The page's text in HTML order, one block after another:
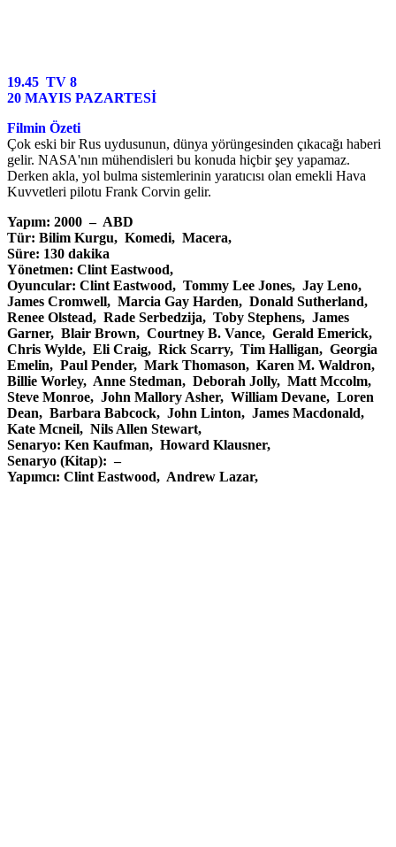
19.45 TV 8
20 MAYIS PAZARTESİ
Filmin Özeti
Çok eski bir Rus uydusunun, dünya yörüngesinden çıkacağı haberi
gelir. NASA'nın mühendisleri bu konuda hiçbir şey yapamaz.
Derken akla, yol bulma sistemlerinin yaratıcısı olan emekli Hava
Kuvvetleri pilotu Frank Corvin gelir.
Yapım: 2000 – ABD
Tür: Bilim Kurgu, Komedi, Macera,
Süre: 130 dakika
Yönetmen: Clint Eastwood,
Oyuncular: Clint Eastwood, Tommy Lee Jones, Jay Leno,
James Cromwell, Marcia Gay Harden, Donald Sutherland,
Renee Olstead, Rade Serbedzija, Toby Stephens, James
Garner, Blair Brown, Courtney B. Vance, Gerald Emerick,
Chris Wylde, Eli Craig, Rick Scarry, Tim Halligan, Georgia
Emelin, Paul Pender, Mark Thomason, Karen M. Waldron,
Billie Worley, Anne Stedman, Deborah Jolly, Matt Mccolm,
Steve Monroe, John Mallory Asher, William Devane, Loren
Dean, Barbara Babcock, John Linton, James Macdonald,
Kate Mcneil, Nils Allen Stewart,
Senaryo: Ken Kaufman, Howard Klausner,
Senaryo (Kitap): –
Yapımcı: Clint Eastwood, Andrew Lazar,